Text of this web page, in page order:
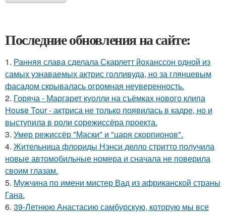
Последние обновления на сайте:
1. Ранняя слава сделала Скарлетт йоханссон одной из
самых узнаваемых актрис голливуда, но за глянцевым
фасадом скрывалась огромная неуверенность.
2. Горяча - Маргарет куолли на съёмках нового клипа
House Tour - актриса не только появилась в кадре, но и
выступила в роли сорежиссёра проекта.
3. Умер режиссёр "Маски" и "царя скорпионов".
4. Жительница флориды Нэнси делло стритто получила
новые автомобильные номера и сначала не поверила
своим глазам.
5. Мужчина по имени мистер Вад из африканской страны
Гана.
6. 39-Летнюю Анастасию самбурскую, которую мы все